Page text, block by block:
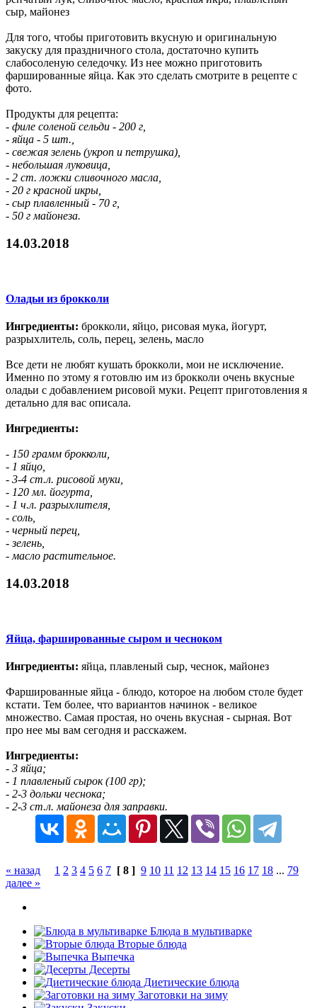
сыр, майонез
Для того, чтобы приготовить вкусную и оригинальную
закуску для праздничного стола, достаточно купить
слабосоленую селедочку. Из нее можно приготовить
фаршированные яйца. Как это сделать смотрите в рецепте с
фото.
Продукты для рецепта:
- филе соленой сельди - 200 г,
- яйца - 5 шт.,
- свежая зелень (укроп и петрушка),
- небольшая луковица,
- 2 ст. ложки сливочного масла,
- 20 г красной икры,
- сыр плавленный - 70 г,
- 50 г майонеза.
14.03.2018
Оладьи из брокколи
Ингредиенты: брокколи, яйцо, рисовая мука, йогурт,
разрыхлитель, соль, перец, зелень, масло
Все дети не любят кушать брокколи, мои не исключение.
Именно по этому я готовлю им из брокколи очень вкусные
оладьи с добавлением рисовой муки. Рецепт приготовления я
детально для вас описала.
Ингредиенты:
- 150 грамм брокколи,
- 1 яйцо,
- 3-4 ст.л. рисовой муки,
- 120 мл. йогурта,
- 1 ч.л. разрыхлителя,
- соль,
- черный перец,
- зелень,
- масло растительное.
14.03.2018
Яйца, фаршированные сыром и чесноком
Ингредиенты: яйца, плавленый сыр, чеснок, майонез
Фаршированные яйца - блюдо, которое на любом столе будет
кстати. Тем более, что вариантов начинок - великое
множество. Самая простая, но очень вкусная - сырная. Вот
про нее мы вам сегодня и расскажем.
Ингредиенты:
- 3 яйца;
- 1 плавленый сырок (100 гр);
- 2-3 дольки чеснока;
- 2-3 ст.л. майонеза для заправки.
« назад 1 2 3 4 5 6 7 [ 8 ] 9 10 11 12 13 14 15 16 17 18 ... 79
далее »
Блюда в мультиварке
Вторые блюда
Выпечка
Десерты
Диетические блюда
Заготовки на зиму